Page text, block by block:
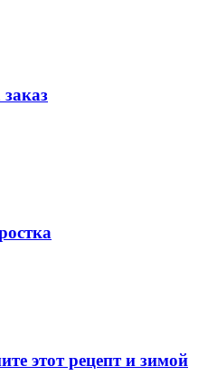
этот рецепт и зимой